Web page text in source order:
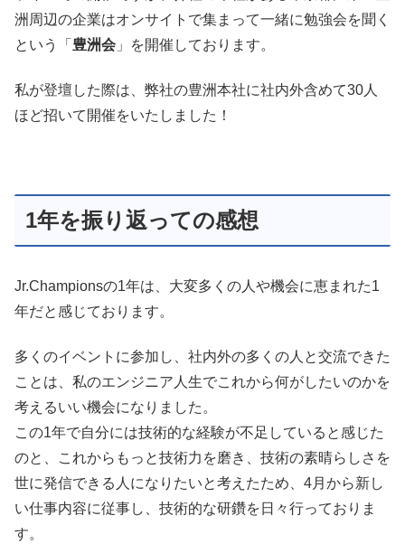
洲周辺の企業はオンサイトで集まって一緒に勉強会を聞く
という「 豊洲会 」を開催しております。
私が登壇した際は、弊社の豊洲本社に社内外含めて30人
ほど招いて開催をいたしました！
1年を振り返っての感想
Jr.Championsの1年は、大変多くの人や機会に恵まれた1
年だと感じております。
多くのイベントに参加し、社内外の多くの人と交流できた
ことは、私のエンジニア人生でこれから何がしたいのかを
考えるいい機会になりました。
この1年で自分には技術的な経験が不足していると感じた
のと、これからもっと技術力を磨き、技術の素晴らしさを
世に発信できる人になりたいと考えたため、4月から新し
い仕事内容に従事し、技術的な研鑽を日々行っておりま
す。